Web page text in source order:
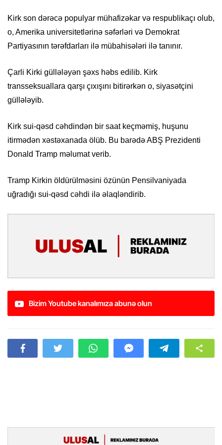
Kirk son dərəcə populyar mühafizəkar və respublikaçı olub,
o, Amerika universitetlərinə səfərləri və Demokrat
Partiyasının tərəfdarları ilə mübahisələri ilə tanınır.
Çarli Kirki güllələyən şəxs həbs edilib. Kirk
transseksuallara qarşı çıxışını bitirərkən o, siyasətçini
güllələyib.
Kirk sui-qəsd cəhdindən bir saat keçməmiş, huşunu
itirmədən xəstəxanada ölüb. Bu barədə ABŞ Prezidenti
Donald Tramp məlumat verib.
Tramp Kirkin öldürülməsini özünün Pensilvaniyada
uğradığı sui-qəsd cəhdi ilə əlaqləndirib.
Bizim Youtube kanalımıza abunə olun